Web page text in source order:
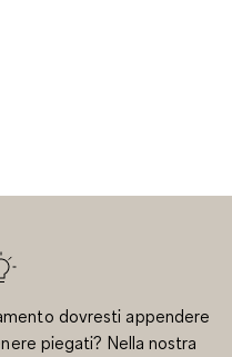
dovresti appendere
piegati? Nella nostra